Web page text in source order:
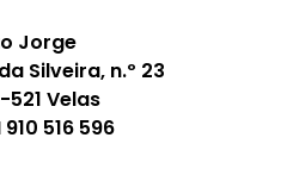
Jorge
Silveira, n.º 23
Velas
516 596